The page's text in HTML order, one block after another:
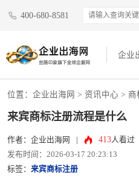
400-680-8581
企业
位置： 企业出海网 > 资讯中心 > 商
来宾商标注册流程是什么
作者：企业出海网 413人看过
发布时间：2026-03-17 20:23:13
标签： 来宾商标注册